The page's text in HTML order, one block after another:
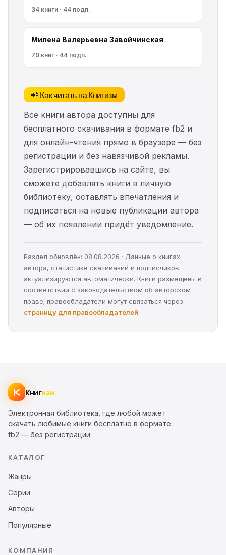
34 книги · 44 подп.
Милена Валерьевна Завойчинская
70 книг · 44 подп.
📲 Как читать на Книгизм
Все книги автора доступны для
бесплатного скачивания в формате fb2 и
для онлайн-чтения прямо в браузере — без
регистрации и без навязчивой рекламы.
Зарегистрировавшись на сайте, вы
сможете добавлять книги в личную
библиотеку, оставлять впечатления и
подписаться на новые публикации автора
— об их появлении придёт уведомление.
Раздел обновлён: 08.08.2026 · Данные о книгах
автора, статистике скачиваний и подписчиков
актуализируются автоматически. Книги размещены в
соответствии с законодательством об авторском
праве; правообладатели могут связаться через
страницу для правообладателей.
Книгизм
Электронная библиотека, где любой может
скачать любимые книги бесплатно в формате
fb2 — без регистрации.
КАТАЛОГ
Жанры
Серии
Авторы
Популярные
КОМПАНИЯ